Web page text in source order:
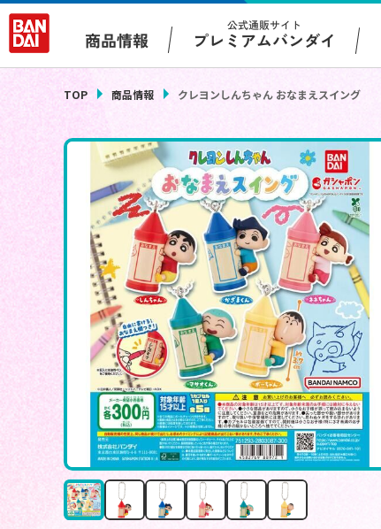
商品情報
公式通販サイト
プレミアムバンダイ
TOP 商品情報 クレヨンしんちゃん おなまえスイング